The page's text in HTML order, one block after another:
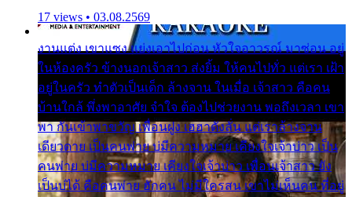
17 views • 03.08.2569
งานแต่ง เขาแซง แย่งเอาไปก่อน หัวใจอาวรณ์ มาซ่อน อยู่
ในห้องครัว ข้างนอกเจ้าสาว ส่งยิ้ม ให้คนไปทั่ว แต่เรา เฝ้า
อยู่ในครัว ทำตัวเป็นเด็ก ล้างจาน ในเมื่อ เจ้าสาว คือคน
บ้านใกล้ พึ่งพาอาศัย จำใจ ต้องไปช่วยงาน พอถึงเวลา เขา
พา กันเข้าพาขวัญ เพื่อนฝูง เฮฮาดังลั่น แต่เราล้างจาน
เดียวดาย เป็นคนพ่าย บ่มีความหมาย เคียงใจเจ้าบ่าว เป็น
คนพ่าย บ่มีความหมาย เคียงใจเจ้าบ่าว เพื่อนเจ้าสาว ยัง
เป็นบ่ได้ คือคนพ่าย ฮักคน ไม่มีใครสน เขาไม่เห็นคน ที่อยู่